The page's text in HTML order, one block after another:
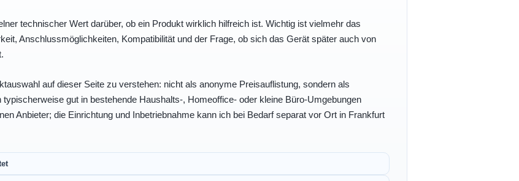
technischer Wert darüber, ob ein Produkt wirklich hilfreich ist. Wichtig ist vielmehr das
Anschlussmöglichkeiten, Kompatibilität und der Frage, ob sich das Gerät später auch von
auf dieser Seite zu verstehen: nicht als anonyme Preisauflistung, sondern als
gut in bestehende Haushalts-, Homeoffice- oder kleine Büro-Umgebungen
Anbieter; die Einrichtung und Inbetriebnahme kann ich bei Bedarf separat vor Ort in Frankfurt